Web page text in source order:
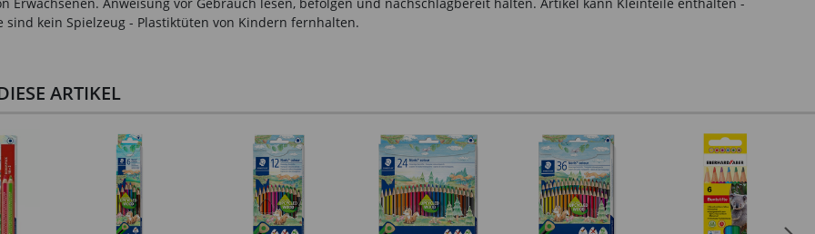
kein Spielzeug - Plastiktüten von Kindern fernhalten.
ARTIKEL